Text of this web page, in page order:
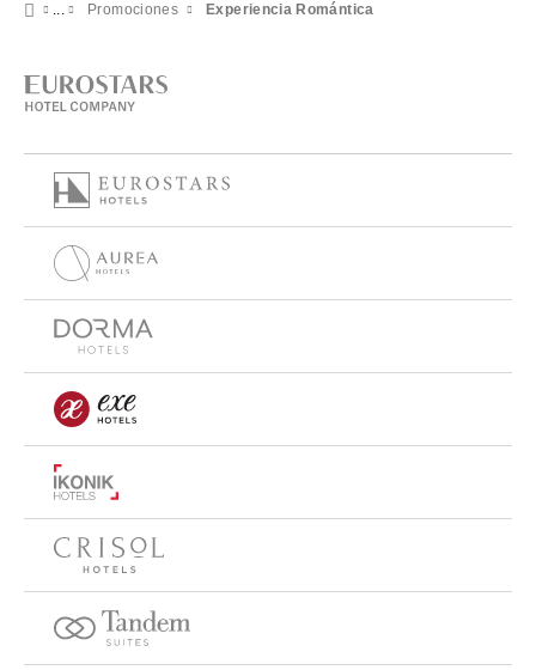
Promociones Experiencia Romántica